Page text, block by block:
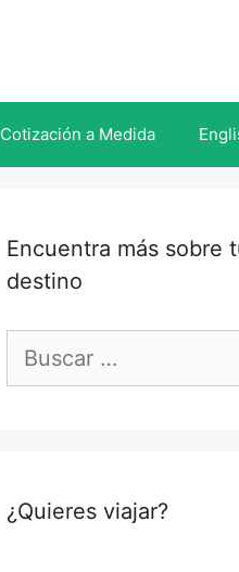
Cotización a Medida
Encuentra más sobre
destino
¿Quieres viajar?